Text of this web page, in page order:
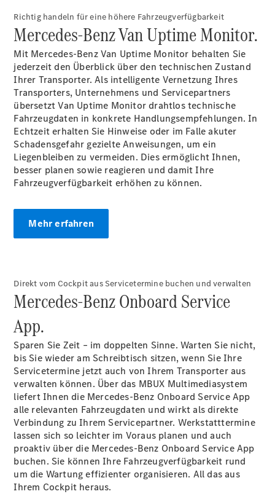
Mercedes-
Benz
Store
Gebrauchtwagensuche
Elektrotransporter
Sprinter
Sprinter
Kastenwagen
- elektrisch
Sprinter
Pritschenfahrzeug
eSprinter
Pritschenfahrzeug
Fahrgestell
eSprinter
Fahrgestell
- elektrisch
Vito
Vito
Richtig handeln für eine höhere Fahrzeugverfügbarkeit
Mercedes-Benz Van Uptime Monitor.
Mit Mercedes-Benz Van Uptime Monitor behalten Sie
jederzeit den Überblick über den technischen Zustand
Ihrer Transporter. Als intelligente Vernetzung Ihres
Transporters, Unternehmens und Servicepartners
übersetzt Van Uptime Monitor drahtlos technische
Fahrzeugdaten in konkrete Handlungsempfehlungen. In
Echtzeit erhalten Sie Hinweise oder im Falle akuter
Schadensgefahr gezielte Anweisungen, um ein
Liegenbleiben zu vermeiden. Dies ermöglicht Ihnen,
besser planen sowie reagieren und damit Ihre
Fahrzeugverfügbarkeit erhöhen zu können.
Mehr erfahren
Direkt vom Cockpit aus Servicetermine buchen und verwalten
Mercedes-Benz Onboard Service
App.
Sparen Sie Zeit – im doppelten Sinne. Warten Sie nicht,
bis Sie wieder am Schreibtisch sitzen, wenn Sie Ihre
Servicetermine jetzt auch von Ihrem Transporter aus
verwalten können. Über das MBUX Multimediasystem
liefert Ihnen die Mercedes-Benz Onboard Service App
alle relevanten Fahrzeugdaten und wirkt als direkte
Verbindung zu Ihrem Servicepartner. Werkstatttermine
lassen sich so leichter im Voraus planen und auch
proaktiv über die Mercedes-Benz Onboard Service App
buchen. Sie können Ihre Fahrzeugverfügbarkeit rund
um die Wartung effizienter organisieren. All das aus
Ihrem Cockpit heraus.